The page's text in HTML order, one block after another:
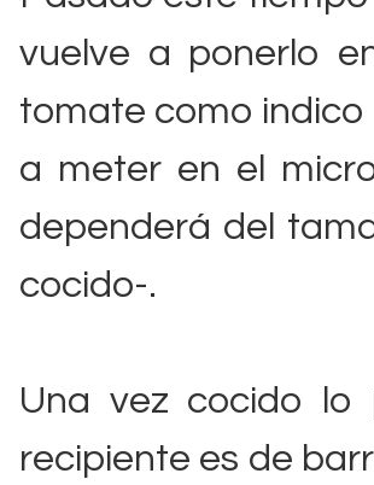
vuelve a ponerlo
tomate como indico
a meter en el
dependerá del
cocido-.
Una vez cocido lo
recipiente es de